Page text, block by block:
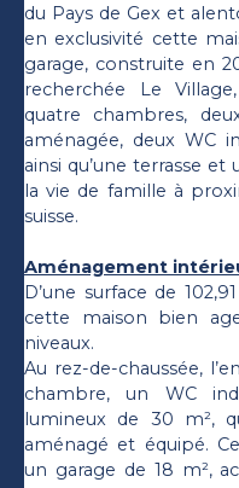
du Pays de Gex et
en exclusivité cette
garage, construite en
recherchée Le
quatre chambres,
aménagée, deux WC
ainsi qu’une terrasse
la vie de famille à
suisse.
Aménagement
D’une surface de
cette maison bien
niveaux.
Au rez-de-chaussée,
chambre, un WC
lumineux de 30 m²,
aménagé et équipé.
un garage de 18 m²,